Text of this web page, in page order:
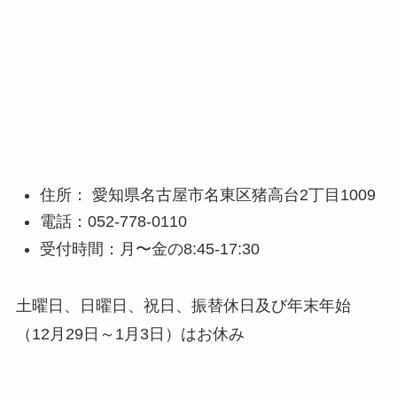
住所： 愛知県名古屋市名東区猪高台2丁目1009
電話：052-778-0110
受付時間：月〜金の8:45-17:30
土曜日、日曜日、祝日、振替休日及び年末年始
（12月29日～1月3日）はお休み